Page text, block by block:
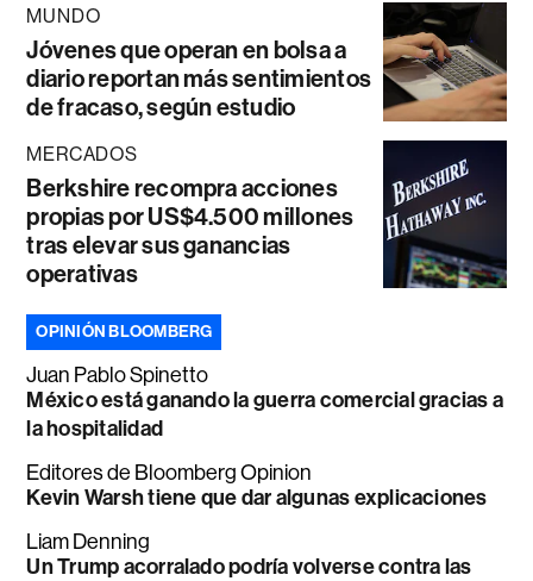
MUNDO
Jóvenes que operan en bolsa a
diario reportan más sentimientos
de fracaso, según estudio
MERCADOS
Berkshire recompra acciones
propias por US$4.500 millones
tras elevar sus ganancias
operativas
OPINIÓN BLOOMBERG
Juan Pablo Spinetto
México está ganando la guerra comercial gracias a
la hospitalidad
Editores de Bloomberg Opinion
Kevin Warsh tiene que dar algunas explicaciones
Liam Denning
Un Trump acorralado podría volverse contra las